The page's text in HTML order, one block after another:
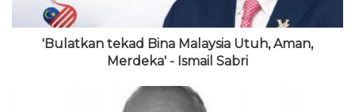
'Bulatkan tekad Bina Malaysia Utuh, Aman,
Merdeka' - Ismail Sabri